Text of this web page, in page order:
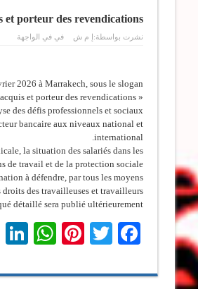
porteur des revendications
نشرت بواسطة:إ م ش في في الواجهة
2026 à Marrakech, sous le slogan :
« Un syndicat fort, garant des acquis et porteur des revendications ».
des défis professionnels et sociaux
bancaire aux niveaux national et
international.
la situation des salariés dans les
de travail et de la protection sociale.
à défendre, par tous les moyens
des travailleuses et travailleurs.
détaillé sera publié ultérieurement.
Facebook
Twitter